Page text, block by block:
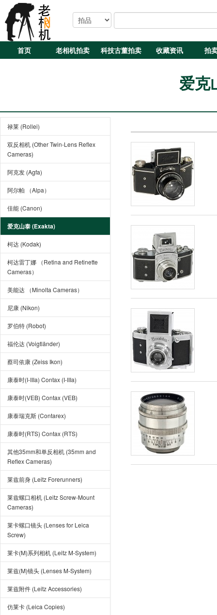
首页 老相机拍卖 科技古董拍卖 收藏资讯 拍
爱克
禄莱 (Rollei)
双反相机 (Other Twin-Lens Reflex
Cameras)
阿克发 (Agfa)
阿尔帕 （Alpa）
佳能 (Canon)
爱克山泰 (Exakta)
柯达 (Kodak)
柯达雷丁娜 （Retina and Retinette
Cameras）
美能达 （Minolta Cameras）
尼康 (Nikon)
罗伯特 (Robot)
福伦达 (Voigtländer)
蔡司依康 (Zeiss Ikon)
康泰时(I-IIIa) Contax (I-IIIa)
康泰时(VEB) Contax (VEB)
康泰瑞克斯 (Contarex)
康泰时(RTS) Contax (RTS)
其他35mm和单反相机 (35mm and
Reflex Cameras)
莱兹前身 (Leitz Forerunners)
莱兹螺口相机 (Leitz Screw-Mount
Cameras)
莱卡螺口镜头 (Lenses for Leica
Screw)
莱卡(M)系列相机 (Leitz M-System)
莱兹(M)镜头 (Lenses M-System)
莱兹附件 (Leitz Accessories)
仿莱卡 (Leica Copies)